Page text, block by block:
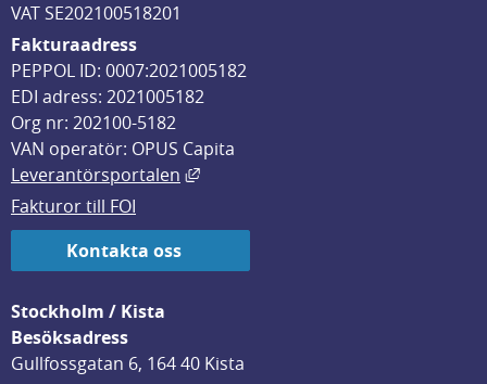
VAT SE202100518201
Fakturaadress
PEPPOL ID: 0007:2021005182
EDI adress: 2021005182
Org nr: 202100-5182
VAN operatör: OPUS Capita
Leverantörsportalen
Länk till annan webbplats, öppnas
Fakturor till FOI
Kontakta oss
Stockholm / Kista
Besöksadress
Gullfossgatan 6, 164 40 Kista